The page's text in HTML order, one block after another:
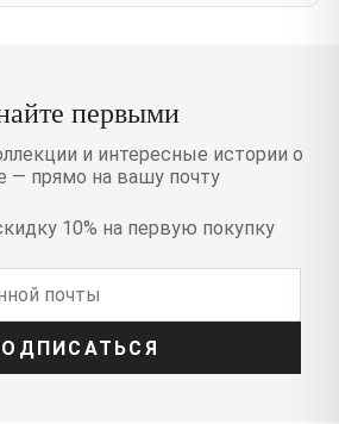
первыми
и интересные истории о
— прямо на вашу почту
10% на первую покупку